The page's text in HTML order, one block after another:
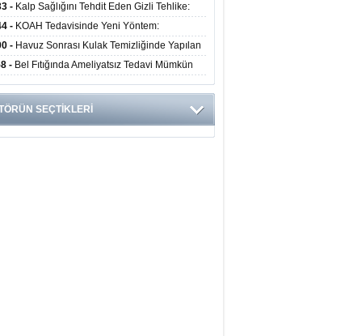
Ruh Sağlığını Nasıl Etkiliyor?
- Kalp Sağlığını Tehdit Eden Gizli Tehlike:
Alışkanlıklar Riski Artırıyor
- KOAH Tedavisinde Yeni Yöntem:
Balon Uygulaması Alevlenmeleri
- Havuz Sonrası Kulak Temizliğinde Yapılan
Enfeksiyon Riskini Artırıyor
- Bel Fıtığında Ameliyatsız Tedavi Mümkün
Uzmanından Önemli Uyarılar
SEÇTİKLERİ